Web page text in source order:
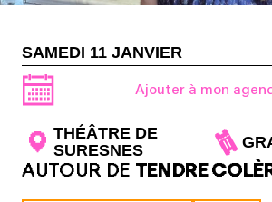
SAMEDI 11 JANVIER
Ajouter à mon
THÉÂTRE DE
SURESNES
AUTOUR DE TENDRE